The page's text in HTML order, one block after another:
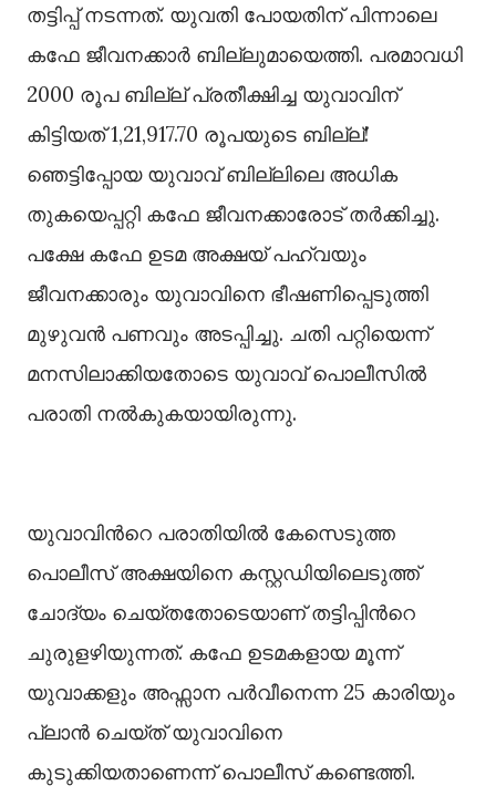
തട്ടിപ്പ് നടന്നത്. യുവതി പോയതിന് പിന്നാലെ
കഫേ ജീവനക്കാർ ബില്ലുമായെത്തി. പരമാവധി
2000 രൂപ ബില്ല് പ്രതീക്ഷിച്ച യുവാവിന്
കിട്ടിയത് 1,21,917.70 രൂപയുടെ ബില്ല്!
ഞെട്ടിപ്പോയ യുവാവ് ബില്ലിലെ അധിക
തുകയെപ്പറ്റി കഫേ ജീവനക്കാരോട് തർക്കിച്ചു.
പക്ഷേ കഫേ ഉടമ അക്ഷയ് പഹ്‌വയും
ജീവനക്കാരും യുവാവിനെ ഭീഷണിപ്പെടുത്തി
മുഴുവൻ പണവും അടപ്പിച്ചു. ചതി പറ്റിയെന്ന്
മനസിലാക്കിയതോടെ യുവാവ് പൊലീസില്‍
പരാതി നല്‍കുകയായിരുന്നു.
യുവാവിന്‍റെ പരാതിയില്‍ കേസെടുത്ത
പൊലീസ് അക്ഷയിനെ കസ്റ്റഡിയിലെടുത്ത്
ചോദ്യം ചെയ്തതോടെയാണ് തട്ടിപ്പിന്‍റെ
ചുരുളഴിയുന്നത്. കഫേ ഉടമകളായ മൂന്ന്
യുവാക്കളും അഫ്സാന പർവീനെന്ന 25 കാരിയും
പ്ലാൻ ചെയ്ത് യുവാവിനെ
കുടുക്കിയതാണെന്ന് പൊലീസ് കണ്ടെത്തി.